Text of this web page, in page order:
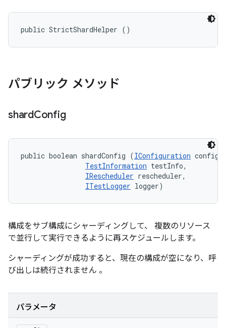
public StrictShardHelper ()
パブリック メソッド
shardConfig
public boolean shardConfig (IConfiguration
TestInformation testInfo,
IRescheduler rescheduler,
ITestLogger logger)
構成をサブ構成にシャーディングして、 複数のリソース
で並行して実行できるように再スケジュールします。
シャーディングが成功すると、現在の構成が空になり、呼
び出しは続行されません 。
パラメータ